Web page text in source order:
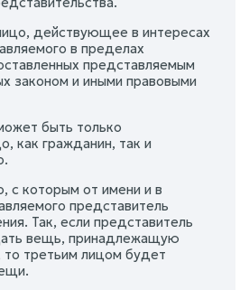
действующее в интересах
в пределах
представляемым
законом и иными правовыми
быть только
как гражданин, так и
с которым от имени и в
представитель
Так, если представитель
вещь, принадлежащую
третьим лицом будет